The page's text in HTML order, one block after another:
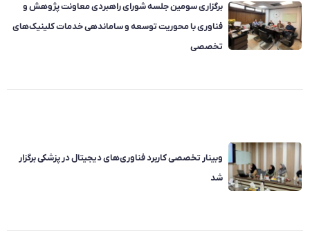
برگزاری سومین جلسه شورای راهبردی معاونت پژوهش و
فناوری با محوریت توسعه و ساماندهی خدمات کلینیک‌های
تخصصی
وبینار تخصصی کاربرد فناوری‌های دیجیتال در پزشکی برگزار
شد